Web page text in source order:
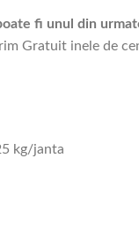
fi unul din
Gratuit inele de
kg/janta